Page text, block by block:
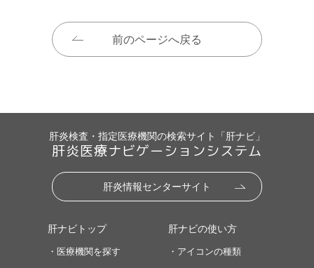
前のページへ戻る
肝炎検査・指定医療機関の検索サイト「肝ナビ」
肝炎医療ナビゲーションシステム
肝炎情報センターサイト
肝ナビトップ
・医療機関を探す
肝ナビの使い方
・アイコンの種類